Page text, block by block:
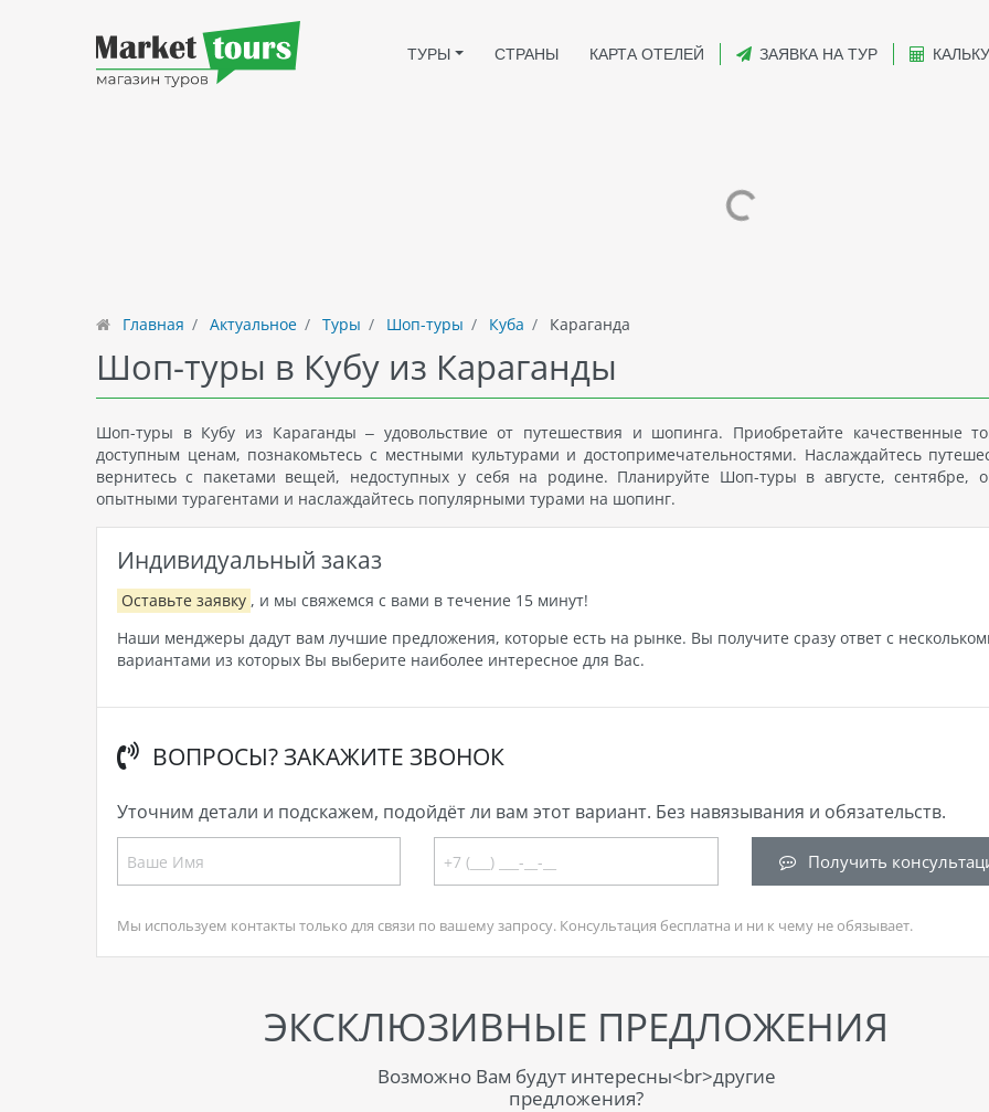
ТУРЫ СТРАНЫ КАРТА ОТЕЛЕЙ ЗАЯВКА НА ТУР
Главная Актуальное Туры Шоп-туры Куба Караганда
Шоп-туры в Кубу из Караганды
Шоп-туры в Кубу из Караганды – удовольствие от путешествия и шопинга. Приобретайте качественные
доступным ценам, познакомьтесь с местными культурами и достопримечательностями. Наслаждайтесь
вернитесь с пакетами вещей, недоступных у себя на родине. Планируйте Шоп-туры в августе, сентябре,
опытными турагентами и наслаждайтесь популярными турами на шопинг.
Индивидуальный заказ
Оставьте заявку , и мы свяжемся с вами в течение 15 минут!
Наши менджеры дадут вам лучшие предложения, которые есть на рынке. Вы получите сразу ответ с
вариантами из которых Вы выберите наиболее интересное для Вас.
ВОПРОСЫ? ЗАКАЖИТЕ ЗВОНОК
Уточним детали и подскажем, подойдёт ли вам этот вариант. Без навязывания и обязательств.
Получить
Мы используем контакты только для связи по вашему запросу. Консультация бесплатна и ни к чему не обязывает.
ЭКСКЛЮЗИВНЫЕ ПРЕДЛОЖЕНИЯ
Возможно Вам будут интересны<br>другие
предложения?